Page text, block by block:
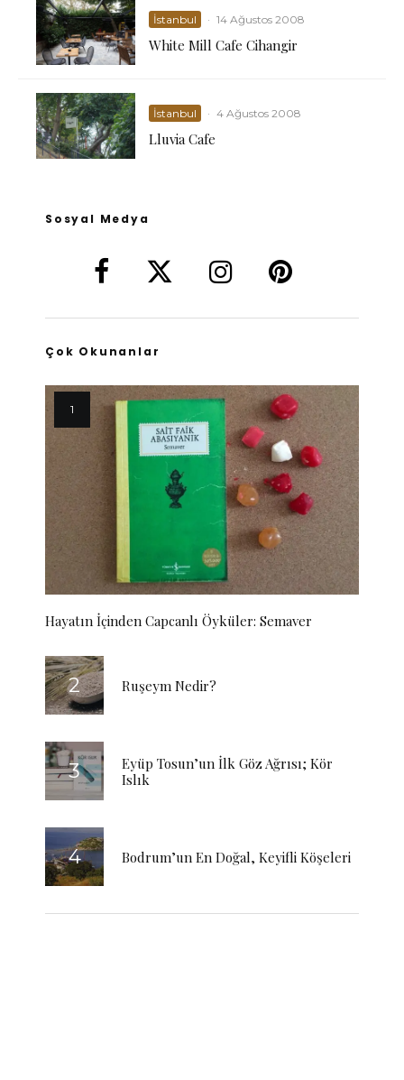
İstanbul · 14 Ağustos 2008
White Mill Cafe Cihangir
İstanbul · 4 Ağustos 2008
Lluvia Cafe
Sosyal Medya
Çok Okunanlar
Hayatın İçinden Capcanlı Öyküler: Semaver
Ruşeym Nedir?
Eyüp Tosun’un İlk Göz Ağrısı; Kör
Islık
Bodrum’un En Doğal, Keyifli Köşeleri